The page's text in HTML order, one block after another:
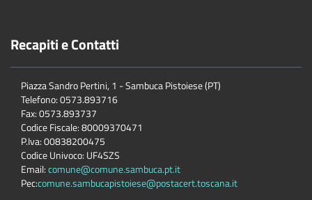
Recapiti e Contatti
Piazza Sandro Pertini, 1 - Sambuca Pistoiese (PT)
Telefono: 0573.893716
Fax: 0573.893737
Codice Fiscale: 80009370471
P.Iva: 00838200475
Codice Univoco: UF4SZS
Email:comune@comune.sambuca.pt.it
Pec:comune.sambucapistoiese@postacert.toscana.it